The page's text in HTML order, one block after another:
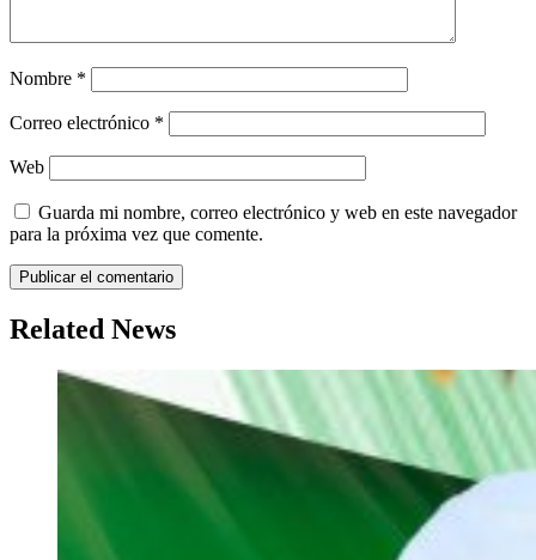
Nombre *
Correo electrónico *
Web
Guarda mi nombre, correo electrónico y web en este navegador
para la próxima vez que comente.
Related News